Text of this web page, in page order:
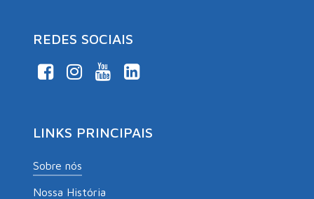
REDES SOCIAIS
LINKS PRINCIPAIS
Sobre nós
Nossa História